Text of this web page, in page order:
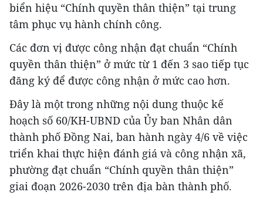
biển hiệu “Chính quyền thân thiện” tại trung
tâm phục vụ hành chính công.
Các đơn vị được công nhận đạt chuẩn “Chính
quyền thân thiện” ở mức từ 1 đến 3 sao tiếp tục
đăng ký để được công nhận ở mức cao hơn.
Đây là một trong những nội dung thuộc kế
hoạch số 60/KH-UBND của Ủy ban Nhân dân
thành phố Đồng Nai, ban hành ngày 4/6 về việc
triển khai thực hiện đánh giá và công nhận xã,
phường đạt chuẩn “Chính quyền thân thiện”
giai đoạn 2026-2030 trên địa bàn thành phố.